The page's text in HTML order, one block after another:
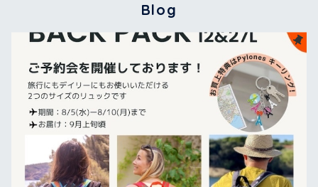
バッグ＆ウォレット
その他
キーリング
コクリコ
ブーケ
パレット
【NEW】チューリップ
Blog